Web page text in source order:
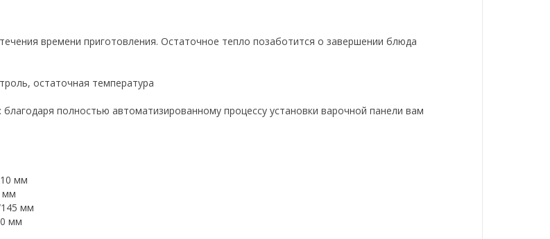
времени приготовления. Остаточное тепло позаботится о завершении блюда
остаточная температура
полностью автоматизированному процессу установки варочной панели вам
мм
мм
мм
мм